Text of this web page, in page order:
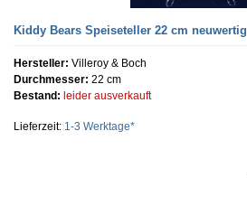
Kiddy Bears Speiseteller 22 cm neuwertig
Hersteller: Villeroy & Boch
Durchmesser: 22 cm
Bestand: leider ausverkauft
Lieferzeit: 1-3 Werktage*